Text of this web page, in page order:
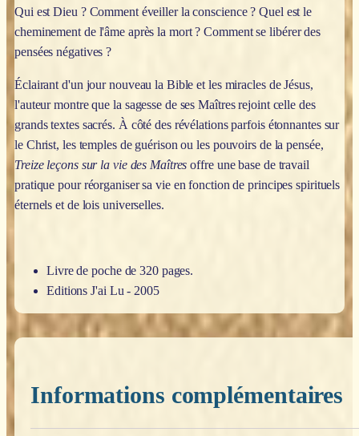
Qui est Dieu ? Comment éveiller la conscience ? Quel est le
cheminement de l'âme après la mort ? Comment se libérer des
pensées négatives ?
Éclairant d'un jour nouveau la Bible et les miracles de Jésus,
l'auteur montre que la sagesse de ses Maîtres rejoint celle des
grands textes sacrés. À côté des révélations parfois étonnantes sur
le Christ, les temples de guérison ou les pouvoirs de la pensée,
Treize leçons sur la vie des Maîtres offre une base de travail
pratique pour réorganiser sa vie en fonction de principes spirituels
éternels et de lois universelles.
Livre de poche de 320 pages.
Editions J'ai Lu - 2005
Informations complémentaires